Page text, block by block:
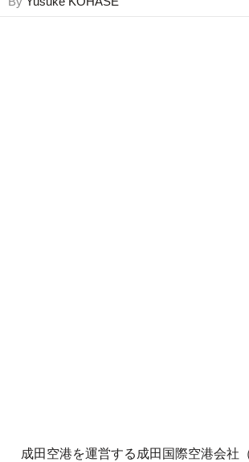
成田空港を運営する成田国際空港会社